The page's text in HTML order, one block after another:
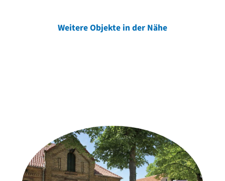
Weitere Objekte in der Nähe